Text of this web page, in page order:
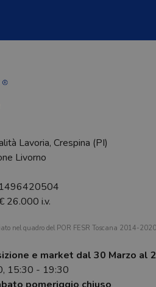
Lavoria, Crespina (PI)
Livorno
26.000 i.v.
nel quadro del POR FESR Toscana 2014-
e market dal 30 Marzo al
15:30 - 19:30